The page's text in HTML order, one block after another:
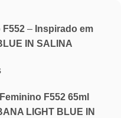
F552 – Inspirado em
IN SALINA
F552 65ml
LIGHT BLUE IN